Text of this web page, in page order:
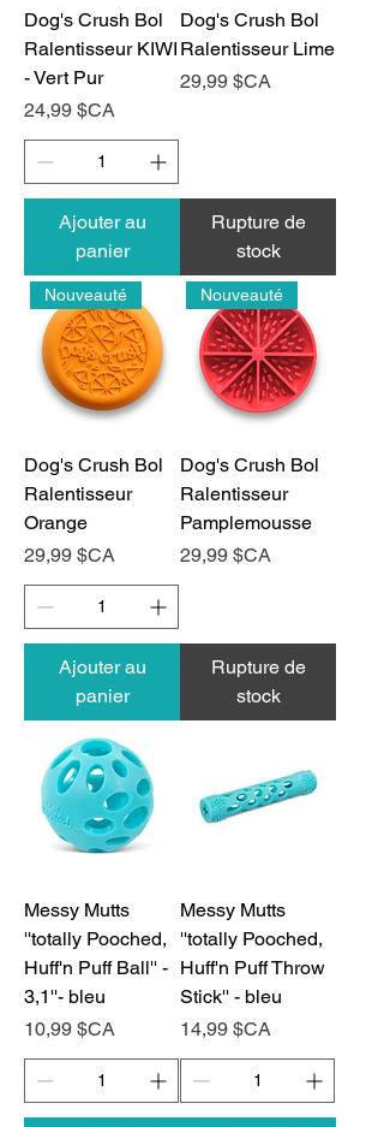
Dog's Crush Bol
Ralentisseur KIWI
- Vert Pur
Prix
24,99 $CA
Ajouter au
panier
Dog's Crush Bol
Ralentisseur Lime
Prix
29,99 $CA
Rupture de
stock
Nouveauté
Dog's Crush Bol
Ralentisseur
Orange
Prix
29,99 $CA
Ajouter au
panier
Nouveauté
Dog's Crush Bol
Ralentisseur
Pamplemousse
Prix
29,99 $CA
Rupture de
stock
Messy Mutts
''totally Pooched,
Huff'n Puff Ball'' -
3,1''- bleu
Prix
10,99 $CA
Messy Mutts
''totally Pooched,
Huff'n Puff Throw
Stick'' - bleu
Prix
14,99 $CA